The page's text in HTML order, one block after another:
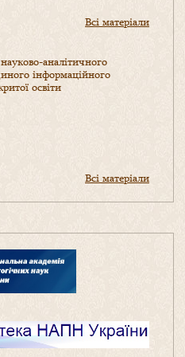
Всі матеріали
аналітичного
інформаційного
освіти
Всі матеріали